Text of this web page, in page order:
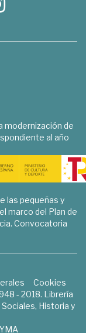
modernización de
al año
las pequeñas y
marco del Plan de
Convocatoria
Cookies
- 2018. Librería
Historia y